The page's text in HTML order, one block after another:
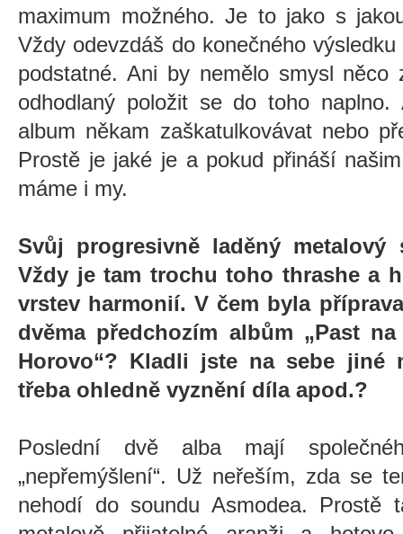
maximum možného. Je to jako s
Vždy odevzdáš do konečného
podstatné. Ani by nemělo smysl něco
odhodlaný položit se do toho
album někam zaškatulkovávat nebo
Prostě je jaké je a pokud přináší
máme i my.
Svůj progresivně laděný metalový
Vždy je tam trochu toho thrashe a
vrstev harmonií. V čem byla
dvěma předchozím albům „Past
Horovo“? Kladli jste na sebe jiné
třeba ohledně vyznění díla apod.?
Poslední dvě alba mají
„nepřemýšlení“. Už neřeším, zda se
nehodí do soundu Asmodea. Prostě